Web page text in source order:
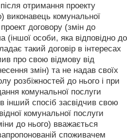
отримання проекту
виконавець комунальної
договору (змін до
(іншої особи, яка відповідно до
такий договір в інтересах
про свою відмову від
змін) та не надав своїх
розбіжностей до нього і при
комунальної послуги
інший спосіб засвідчив свою
комунальної послуги
до нього) вважається
споживачем